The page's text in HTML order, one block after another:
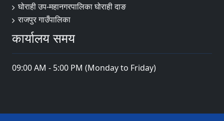
घोराही उप-महानगरपालिका घोराही दाङ
राजपुर गाउँपालिका
कार्यालय समय
09:00 AM - 5:00 PM (Monday to Friday)